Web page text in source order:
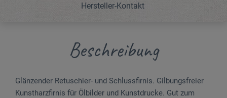
Hersteller-Kontakt
Beschreibung
Glänzender Retuschier- und Schlussfirnis. Gilbungsfreier
Kunstharzfirnis für Ölbilder und Kunstdrucke. Gut zum